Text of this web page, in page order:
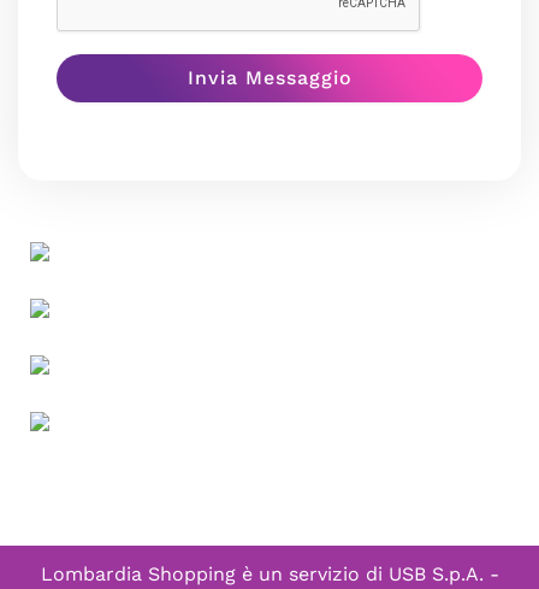
Lombardia Shopping è un servizio di USB S.p.A. -